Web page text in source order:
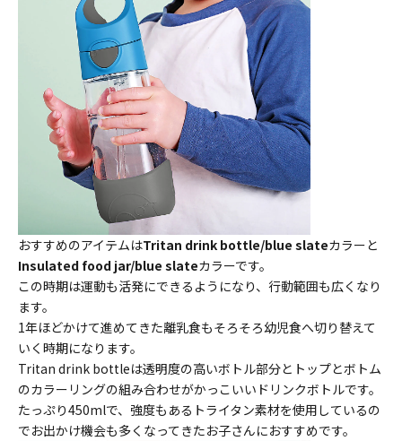
おすすめのアイテムはTritan drink bottle/blue slateカラーと
Insulated food jar/blue slateカラーです。
この時期は運動も活発にできるようになり、行動範囲も広くなり
ます。
1年ほどかけて進めてきた離乳食もそろそろ幼児食へ切り替えて
いく時期になります。
Tritan drink bottleは透明度の高いボトル部分とトップとボトム
のカラーリングの組み合わせがかっこいいドリンクボトルです。
たっぷり450mlで、強度もあるトライタン素材を使用しているの
でお出かけ機会も多くなってきたお子さんにおすすめです。